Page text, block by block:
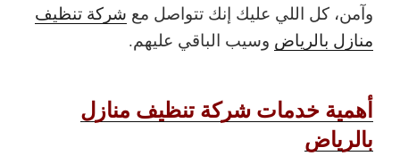
وآمن، كل اللي عليك إنك تتواصل مع شركة تنظيف
منازل بالرياض وسيب الباقي عليهم.
أهمية خدمات شركة تنظيف منازل
بالرياض